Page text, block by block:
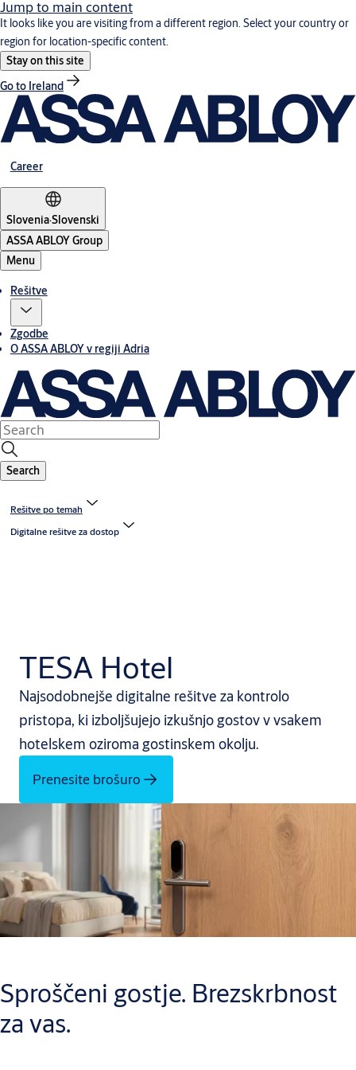
Jump to main content
It looks like you are visiting from a different region. Select your country or
region for location-specific content.
Stay on this site
Go to Ireland
Career
Slovenia·Slovenski
ASSA ABLOY Group
Menu
Rešitve
Zgodbe
O ASSA ABLOY v regiji Adria
Search
Rešitve po temah
Digitalne rešitve za dostop
TESA Hotel
Najsodobnejše digitalne rešitve za kontrolo
pristopa, ki izboljšujejo izkušnjo gostov v vsakem
hotelskem oziroma gostinskem okolju.
Prenesite brošuro
Sproščeni gostje. Brezskrbnost
za vas.